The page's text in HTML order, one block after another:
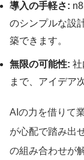
導入の手軽さ:
のシンプルな設
築できます。
無限の可能性: 社
まで、アイデア
AIの力を借りて
が心配で踏み出
の組み合わせが